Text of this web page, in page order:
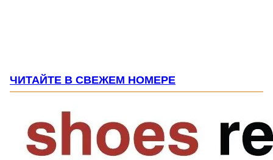
ЧИТАЙТЕ В СВЕЖЕМ НОМЕРЕ